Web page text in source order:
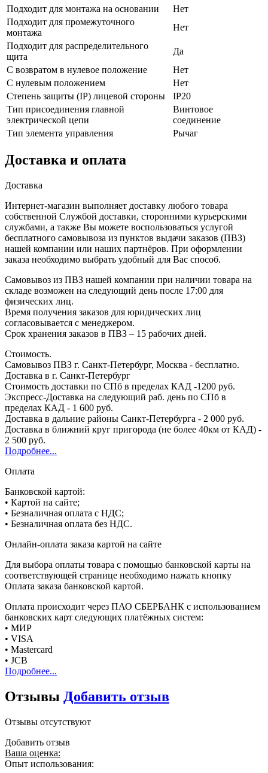
Подходит для монтажа на основании
Нет
Подходит для промежуточного
монтажа
Нет
Подходит для распределительного
щита
Да
С возвратом в нулевое положение
Нет
С нулевым положением
Нет
Степень защиты (IP) лицевой стороны
IP20
Тип присоединения главной
электрической цепи
Винтовое
соединение
Тип элемента управления
Рычаг
Доставка и оплата
Доставка
Интернет-магазин выполняет доставку любого товара
собственной Службой доставки, сторонними курьерскими
службами, а также Вы можете воспользоваться услугой
бесплатного самовывоза из пунктов выдачи заказов (ПВЗ)
нашей компании или наших партнёров. При оформлении
заказа необходимо выбрать удобный для Вас способ.
Самовывоз из ПВЗ нашей компании при наличии товара на
складе возможен на следующий день после 17:00 для
физических лиц.
Время получения заказов для юридических лиц
согласовывается с менеджером.
Срок хранения заказов в ПВЗ – 15 рабочих дней.
Стоимость.
Самовывоз ПВЗ г. Санкт-Петербург, Москва - бесплатно.
Доставка в г. Санкт-Петербург
Стоимость доставки по СПб в пределах КАД -1200 руб.
Экспресс-Доставка на следующий раб. день по СПб в
пределах КАД - 1 600 руб.
Доставка в дальние районы Санкт-Петербурга - 2 000 руб.
Доставка в ближний круг пригорода (не более 40км от КАД) -
2 500 руб.
Подробнее...
Оплата
Банковской картой:
• Картой на сайте;
• Безналичная оплата с НДС;
• Безналичная оплата без НДС.
Онлайн-оплата заказа картой на сайте
Для выбора оплаты товара с помощью банковской карты на
соответствующей странице необходимо нажать кнопку
Оплата заказа банковской картой.
Оплата происходит через ПАО СБЕРБАНК с использованием
банковских карт следующих платёжных систем:
• МИР
• VISA
• Mastercard
• JCB
Подробнее...
Отзывы Добавить отзыв
Отзывы отсутствуют
Добавить отзыв
Ваша оценка:
Опыт использования: